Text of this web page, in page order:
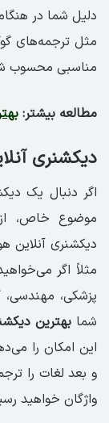
دلیل شما در
مثل ترجمه‌های
مناسبی محسوب
مطالعه بیشتر:
دیکشنری
اگر دنبال یک
موضوع خاص، از
دیکشنری آنلاین
مثلاً اگر
پزشکی، مهندسی،
شمابهترین
این امکان را
و بعد لغات را
واژگان خواهید